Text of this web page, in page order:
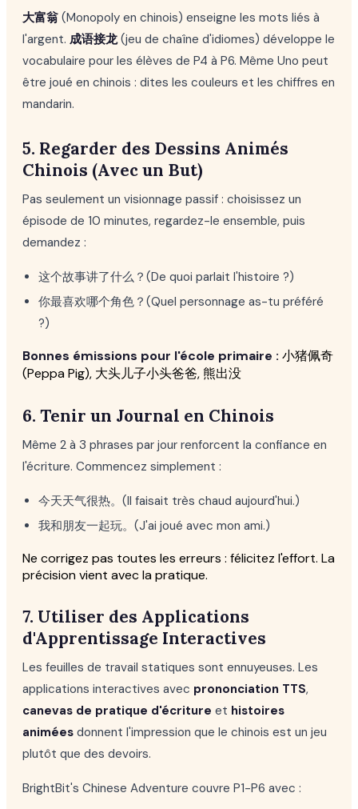
大富翁 (Monopoly en chinois) enseigne les mots liés à
l'argent. 成语接龙(jeu de chaîne d'idiomes) développe le
vocabulaire pour les élèves de P4 à P6. Même Uno peut
être joué en chinois : dites les couleurs et les chiffres en
mandarin.
5. Regarder des Dessins Animés
Chinois (Avec un But)
Pas seulement un visionnage passif : choisissez un
épisode de 10 minutes, regardez-le ensemble, puis
demandez :
这个故事讲了什么？(De quoi parlait l'histoire ?)
你最喜欢哪个角色？(Quel personnage as-tu préféré
?)
Bonnes émissions pour l'école primaire : 小猪佩奇
(Peppa Pig), 大头儿子小头爸爸, 熊出没
6. Tenir un Journal en Chinois
Même 2 à 3 phrases par jour renforcent la confiance en
l'écriture. Commencez simplement :
今天天气很热。(Il faisait très chaud aujourd'hui.)
我和朋友一起玩。(J'ai joué avec mon ami.)
Ne corrigez pas toutes les erreurs : félicitez l'effort. La
précision vient avec la pratique.
7. Utiliser des Applications
d'Apprentissage Interactives
Les feuilles de travail statiques sont ennuyeuses. Les
applications interactives avec prononciation TTS,
canevas de pratique d'écriture et histoires
animées donnent l'impression que le chinois est un jeu
plutôt que des devoirs.
BrightBit's Chinese Adventure couvre P1-P6 avec :